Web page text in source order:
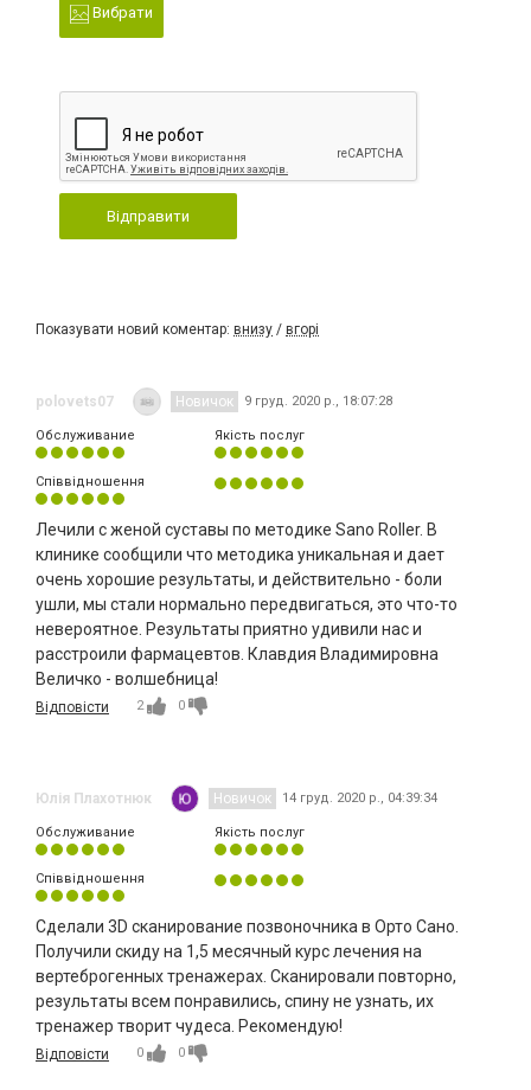
Вибрати
Відправити
Показувати новий коментар: внизу / вгорі
polovets07 Новичок 9 груд. 2020 р., 18:07:28
Обслуживание Якість послуг
Співвідношення
Лечили с женой суставы по методике Sano Roller. В
клинике сообщили что методика уникальная и дает
очень хорошие результаты, и действительно - боли
ушли, мы стали нормально передвигаться, это что-то
невероятное. Результаты приятно удивили нас и
расстроили фармацевтов. Клавдия Владимировна
Величко - волшебница!
Відповісти 2 0
Юлія Плахотнюк Новичок 14 груд. 2020 р., 04:39:34
Обслуживание Якість послуг
Співвідношення
Сделали 3D сканирование позвоночника в Орто Сано.
Получили скиду на 1,5 месячный курс лечения на
вертеброгенных тренажерах. Сканировали повторно,
результаты всем понравились, спину не узнать, их
тренажер творит чудеса. Рекомендую!
Відповісти 0 0